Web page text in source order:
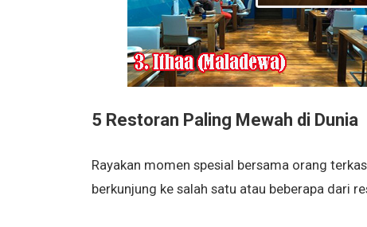
5 Restoran Paling Mewah di Dunia
Rayakan momen spesial bersama orang
berkunjung ke salah satu atau beberapa dari